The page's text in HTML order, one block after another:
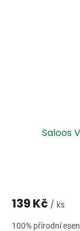
Saloos
139 Kč / ks
100% přírodní